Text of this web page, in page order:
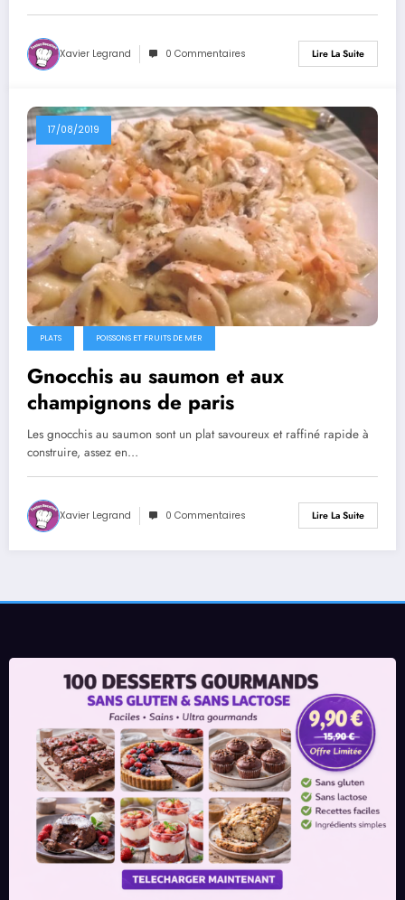
Xavier Legrand 0 Commentaires Lire La Suite
17/08/2019
PLATS POISSONS ET FRUITS DE MER
Gnocchis au saumon et aux
champignons de paris
Les gnocchis au saumon sont un plat savoureux et raffiné rapide à
construire, assez en…
Xavier Legrand 0 Commentaires Lire La Suite